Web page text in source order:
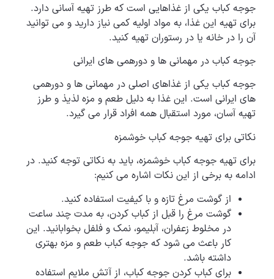
جوجه کباب یکی از غذاهایی است که طرز تهیه آسانی دارد.
برای تهیه این غذا، به مواد اولیه کمی نیاز دارید و می توانید
آن را در خانه یا در رستوران تهیه کنید.
جوجه کباب در مهمانی ها و دورهمی های ایرانی
جوجه کباب یکی از غذاهای اصلی در مهمانی ها و دورهمی
های ایرانی است. این غذا به دلیل طعم و مزه لذیذ و طرز
تهیه آسان، مورد استقبال همه افراد قرار می گیرد.
نکاتی برای تهیه جوجه کباب خوشمزه
برای تهیه جوجه کباب خوشمزه، باید به نکاتی توجه کنید. در
ادامه به برخی از این نکات اشاره می کنیم:
از گوشت مرغ تازه و با کیفیت استفاده کنید.
گوشت مرغ را قبل از کباب کردن، به مدت چند ساعت
در مخلوط زعفران، آبلیمو، نمک و فلفل بخوابانید. این
کار باعث می شود که جوجه کباب طعم و مزه بهتری
داشته باشد.
برای کباب کردن جوجه کباب، از آتش ملایم استفاده